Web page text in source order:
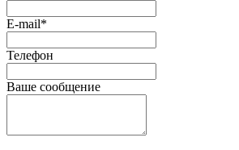
E-mail*
Телефон
Ваше сообщение